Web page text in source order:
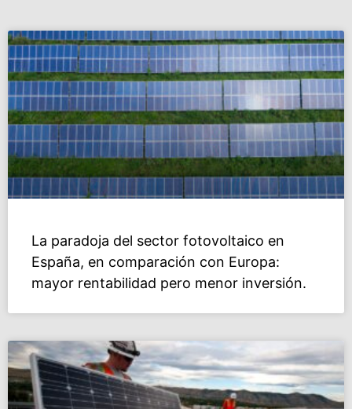
La paradoja del sector fotovoltaico en
España, en comparación con Europa:
mayor rentabilidad pero menor inversión.